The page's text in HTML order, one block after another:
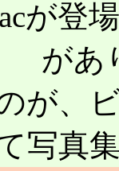
が登
があ
が、
写真